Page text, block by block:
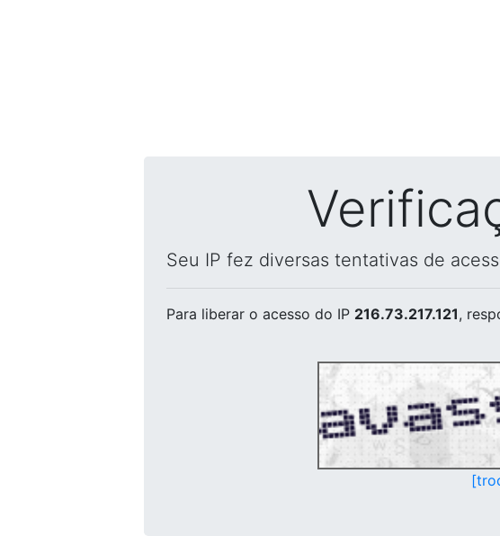
Seu IP fez diversas tentativas de
Para liberar o acesso do IP 216.73.217.121,